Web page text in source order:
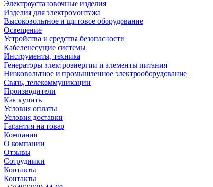
Электроустановочные изделия
Изделия для электромонтажа
Высоковольтное и щитовое оборудование
Освещение
Устройства и средства безопасности
Кабеленесущие системы
Инструменты, техника
Генераторы электроэнергии и элементы питания
Низковольтное и промышленное электрооборудование
Связь, телекоммуникации
Производители
Как купить
Условия оплаты
Условия доставки
Гарантия на товар
Компания
О компании
Отзывы
Сотрудники
Контакты
Контакты